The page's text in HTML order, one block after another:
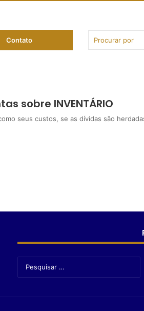
Contato
sobre INVENTÁRIO
seus custos, se as dívidas são